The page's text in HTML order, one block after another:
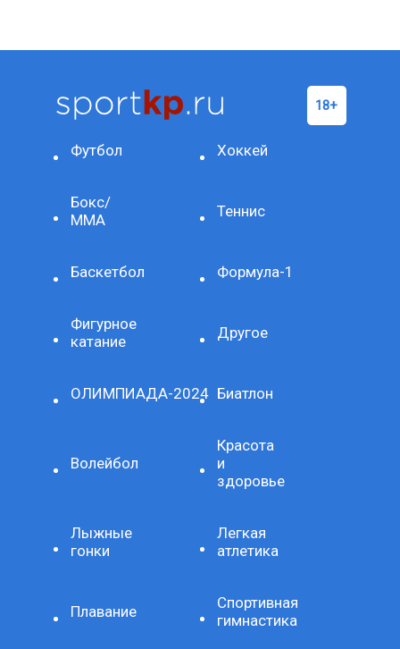
Футбол Хоккей
Бокс/
ММА
Теннис
Баскетбол Формула-1
Фигурное
катание
Другое
ОЛИМПИАДА-2024 Биатлон
Волейбол
Красота
и
здоровье
Лыжные
гонки
Легкая
атлетика
Плавание
Спортивная
гимнастика